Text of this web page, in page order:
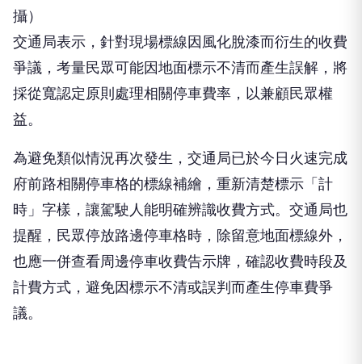
攝）
交通局表示，針對現場標線因風化脫漆而衍生的收費
爭議，考量民眾可能因地面標示不清而產生誤解，將
採從寬認定原則處理相關停車費率，以兼顧民眾權
益。
為避免類似情況再次發生，交通局已於今日火速完成
府前路相關停車格的標線補繪，重新清楚標示「計
時」字樣，讓駕駛人能明確辨識收費方式。交通局也
提醒，民眾停放路邊停車格時，除留意地面標線外，
也應一併查看周邊停車收費告示牌，確認收費時段及
計費方式，避免因標示不清或誤判而產生停車費爭
議。